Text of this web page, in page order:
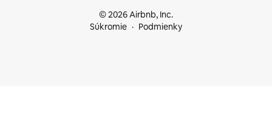
© 2026 Airbnb, Inc.
Súkromie
Podmienky